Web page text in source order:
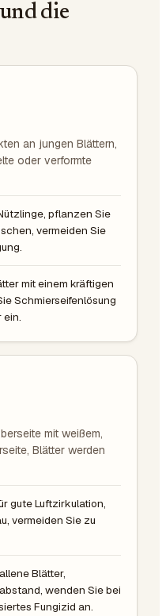
die
an jungen Blättern,
oder verformte
pflanzen Sie
vermeiden Sie
mit einem kräftigen
Schmierseifenlösung
mit weißem,
Blätter werden
gute Luftzirkulation,
vermeiden Sie zu
Blätter,
wenden Sie bei
Fungizid an.